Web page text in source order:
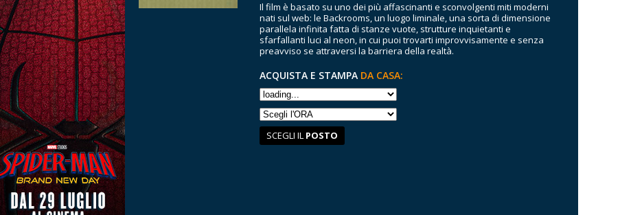
Il film è basato su uno dei più affascinanti e sconvolgenti miti moderni
nati sul web: le Backrooms, un luogo liminale, una sorta di dimensione
parallela infinita fatta di stanze vuote, strutture inquietanti e
sfarfallanti luci al neon, in cui puoi trovarti improvvisamente e senza
preavviso se attraversi la barriera della realtà.
ACQUISTA E STAMPA DA CASA:
SCEGLI IL POSTO